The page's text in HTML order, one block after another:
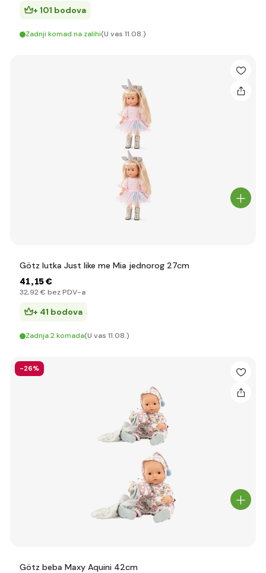
+ 101 bodova
Zadnji komad na zalihi(U vas 11.08.)
Götz lutka Just like me Mia jednorog 27cm
41,15 €
32,92 € bez PDV-a
+ 41 bodova
Zadnja 2 komada(U vas 11.08.)
-26%
Götz beba Maxy Aquini 42cm